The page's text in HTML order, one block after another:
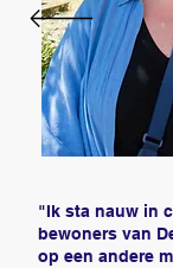
"Ik sta nauw in
bewoners van
op een andere